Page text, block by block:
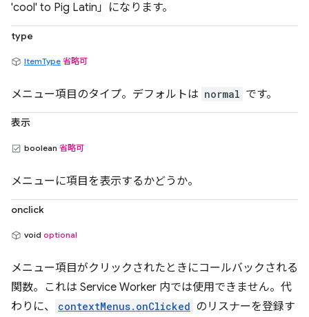
'cool' to Pig Latin」になります。
type
ItemType 省略可
メニュー項目のタイプ。デフォルトは normal です。
表示
boolean 省略可
メニューに項目を表示するかどうか。
onclick
void optional
メニュー項目がクリックされたときにコールバックされる
関数。これは Service Worker 内では使用できません。代
わりに、
contextMenus.onClicked のリスナーを登録す